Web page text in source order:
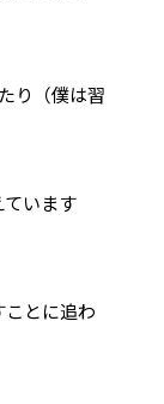
り（僕は習
います
とに追わ